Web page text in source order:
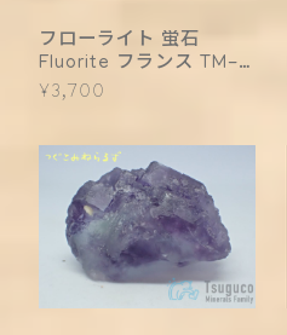
フローライト 蛍石
Fluorite フランス TM-
0017
¥3,700